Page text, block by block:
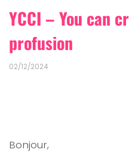
YCCI – You can
profusion
02/12/2024
Bonjour,